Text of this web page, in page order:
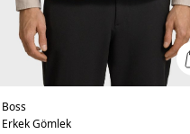
Boss
Erkek Gömlek